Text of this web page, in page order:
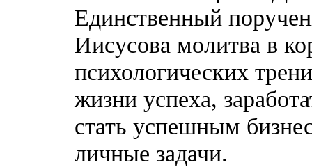
Единственный
Иисусова молитва в
психологических
жизни успеха,
стать успешным
личные задачи.